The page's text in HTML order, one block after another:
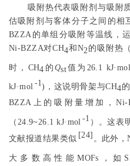
吸附热代表吸附剂与吸附
估吸附剂与客体分子之间的相
BZZA的单组分吸附等温线，
Ni-BZZA对CH4和N2 的吸附热
时，CH4 的 Qst值为26.1 kJ·mol
kJ·mol -1)，这说明骨架与CH4
BZZA上的吸附量增加，Ni-
（24.9~26.1 kJ·mol -1 ）。这表
文献报道结果类似 [24] 。此外
大多数高性能MOFs，如